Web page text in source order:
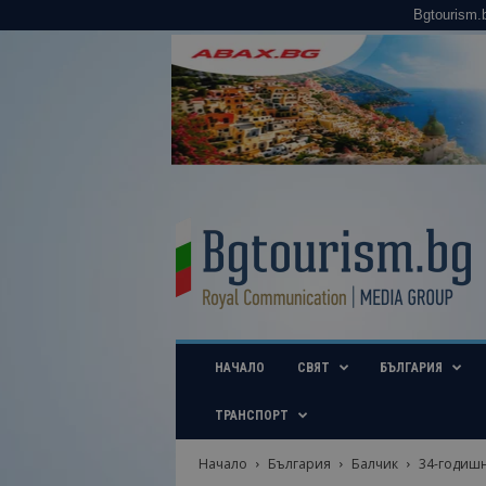
u
i
b
НАЧАЛО СВЯТ БЪЛГАРИЯ
ТРАНСПОРТ
Начало България Балчик
34-